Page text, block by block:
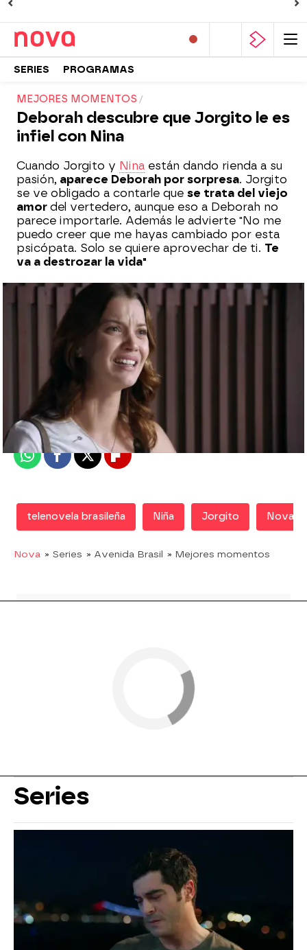
SERIES PROGRAMAS
MEJORES MOMENTOS
Deborah descubre que Jorgito le es
infiel con Nina
Cuando Jorgito y Nina están dando rienda a su
pasión, aparece Deborah por sorpresa. Jorgito
se ve obligado a contarle que se trata del viejo
amor del vertedero, aunque eso a Deborah no
parece importarle. Además le advierte "No me
puedo creer que me hayas cambiado por esta
psicópata. Solo se quiere aprovechar de ti. Te
va a destrozar la vida"
Nova
Madrid
Publicado:12 de febrero de 2019, 16:34
WhatsappFacebook
X Flipboard
telenovela brasileña Niña Jorgito Nova
Nova » Series » Avenida Brasil » Mejores momentos
Series